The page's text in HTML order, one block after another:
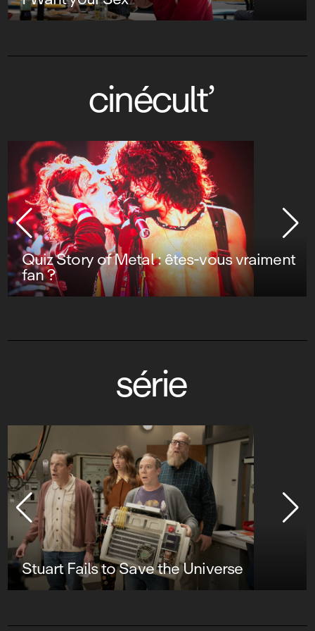
cinécult’
Quiz Story of Metal : êtes-vous vraiment
fan ?
série
Stuart Fails to Save the Universe